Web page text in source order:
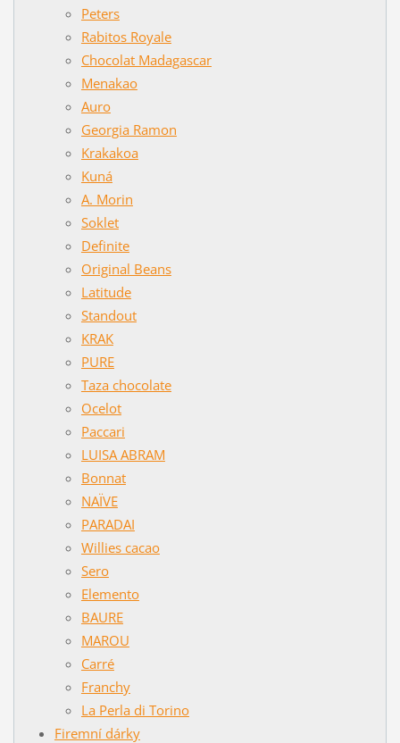
Peters
Rabitos Royale
Chocolat Madagascar
Menakao
Auro
Georgia Ramon
Krakakoa
Kuná
A. Morin
Soklet
Definite
Original Beans
Latitude
Standout
KRAK
PURE
Taza chocolate
Ocelot
Paccari
LUISA ABRAM
Bonnat
NAÏVE
PARADAI
Willies cacao
Sero
Elemento
BAURE
MAROU
Carré
Franchy
La Perla di Torino
Firemní dárky